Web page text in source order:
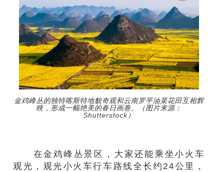
金鸡峰丛的独特喀斯特地貌奇观和云南罗平油菜花田互相辉
映，形成一幅绝美的春日画卷。（图片来源：
Shutterstock）
在金鸡峰丛景区，大家还能乘坐小火车
观光，观光小火车行车路线全长约24公里，